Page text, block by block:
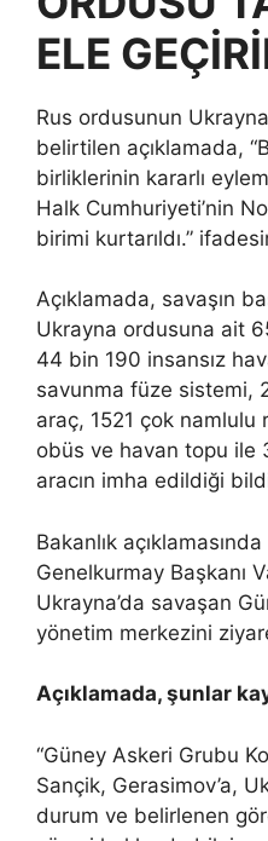
ELE
Rus ordusunun
belirtilen açıklamada,
birliklerinin kararlı
Halk Cumhuriyeti’nin
birimi kurtarıldı.”
Açıklamada, savaşın
Ukrayna ordusuna ait
44 bin 190 insansız
savunma füze sistemi,
araç, 1521 çok
obüs ve havan topu ile
aracın imha edildiği
Bakanlık
Genelkurmay Başkanı
Ukrayna’da savaşan
yönetim merkezini
Açıklamada, şunlar
“Güney Askeri Grubu
Sançik, Gerasimov’a,
durum ve belirlenen